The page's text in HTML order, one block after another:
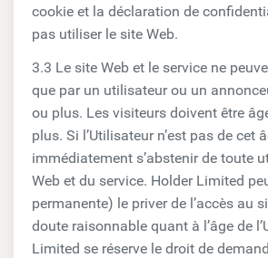
cookie et la déclaration de
pas utiliser le site Web.
3.3 Le site Web et le service ne
que par un utilisateur ou un
ou plus. Les visiteurs doivent être
plus. Si l’Utilisateur n’est pas de cet
immédiatement s’abstenir de toute
Web et du service. Holder Limited
permanente) le priver de l’accès au
doute raisonnable quant à l’âge de
Limited se réserve le droit de